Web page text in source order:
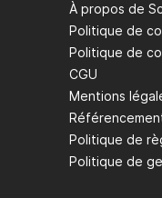
À propos de
Politique de
Politique de
CGU
Mentions
Politique de
Politique de